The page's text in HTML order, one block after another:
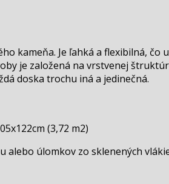
kameňa. Je ľahká a flexibilná, čo
je založená na vrstvenej
doska trochu iná a jedinečná.
(3,72 m2)
úlomkov zo sklenených